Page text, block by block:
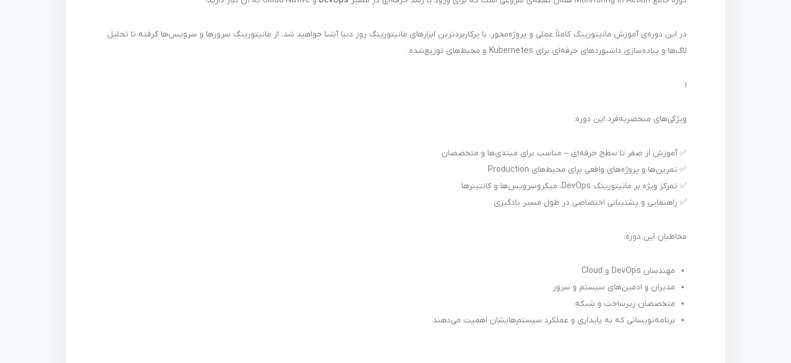
در این دوره‌ی آموزش مانیتورینگ کاملاً عملی و پروژه‌محور، با پرکاربردترین ابزارهای مانیتورینگ روز دنیا آشنا خواهید شد. از مانیتورینگ سرورها و سرویس‌ها گرفته تا تحلیل
لاگ‌ها و پیاده‌سازی داشبوردهای حرفه‌ای برای Kubernetes و محیط‌های توزیع‌شده.
ا
ویژگی‌های منحصربه‌فرد این دوره:
✅ آموزش از صفر تا سطح حرفه‌ای – مناسب برای مبتدی‌ها و متخصصان
✅ تمرین‌ها و پروژه‌های واقعی برای محیط‌های Production
✅ تمرکز ویژه بر مانیتورینگ DevOps، میکروسرویس‌ها و کانتینرها
✅ راهنمایی و پشتیبانی اختصاصی در طول مسیر یادگیری
مخاطبان این دوره:
مهندسان DevOps و Cloud
مدیران و ادمین‌های سیستم و سرور
متخصصان زیرساخت و شبکه
برنامه‌نویسانی که به پایداری و عملکرد سیستم‌هایشان اهمیت می‌دهند